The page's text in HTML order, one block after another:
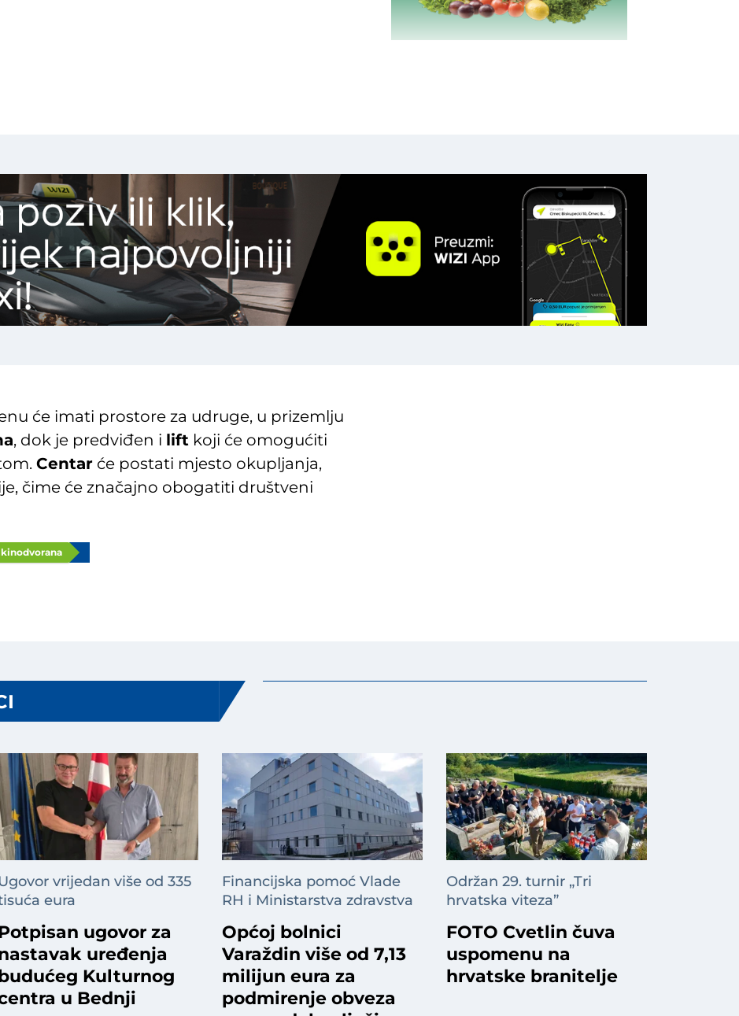
će imati prostore za udruge, u prizemlju
, dok je predviđen i lift koji će omogućiti
Centar će postati mjesto okupljanja,
čime će značajno obogatiti društveni
kinodvorana
vrijedan više od 335
eura
ugovor za
uređenja
Kulturnog
u Bednji
Financijska pomoć Vlade
RH i Ministarstva zdravstva
Općoj bolnici
Varaždin više od 7,13
milijun eura za
podmirenje obveza
Održan 29. turnir „Tri
hrvatska viteza”
FOTO Cvetlin čuva
uspomenu na
hrvatske branitelje